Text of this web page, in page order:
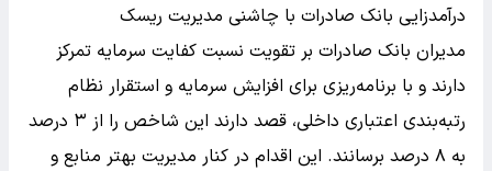
درآمدزایی بانک صادرات با چاشنی مدیریت ریسک
مدیران بانک صادرات بر تقویت نسبت کفایت سرمایه تمرکز
دارند و با برنامه‌ریزی برای افزایش سرمایه و استقرار نظام
رتبه‌بندی اعتباری داخلی، قصد دارند این شاخص را از ۳ درصد
به ۸ درصد برسانند. این اقدام در کنار مدیریت بهتر منابع و